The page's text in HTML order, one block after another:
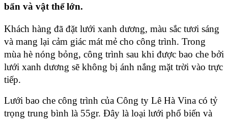
bẩn và vật thể lớn.
Khách hàng đã đặt lưới xanh dương, màu sắc tươi sáng
và mang lại cảm giác mát mẻ cho công trình. Trong
mùa hè nóng bỏng, công trình sau khi được bao che bởi
lưới xanh dương sẽ không bị ánh nắng mặt trời vào trực
tiếp.
Lưới bao che công trình của Công ty Lê Hà Vina có tỷ
trọng trung bình là 55gr. Đây là loại lưới phổ biến và